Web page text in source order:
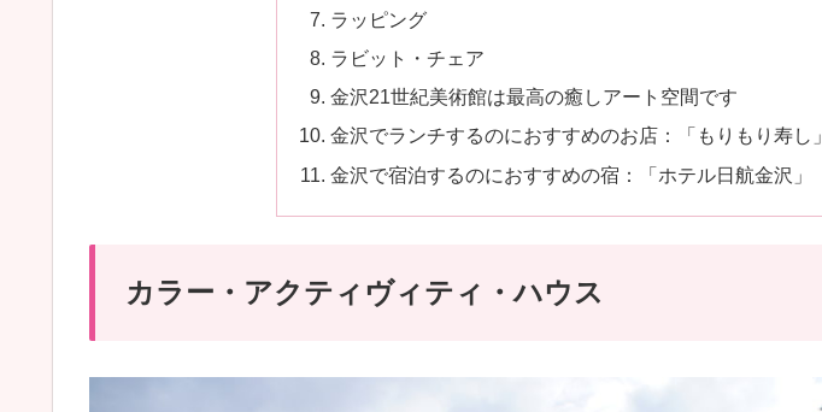
ラッピング
ラビット・チェア
金沢21世紀美術館は最高の癒しアート空間です
金沢でランチするのにおすすめのお店：「もりもり寿し」
金沢で宿泊するのにおすすめの宿：「ホテル日航金沢」
カラー・アクティヴィティ・ハウス